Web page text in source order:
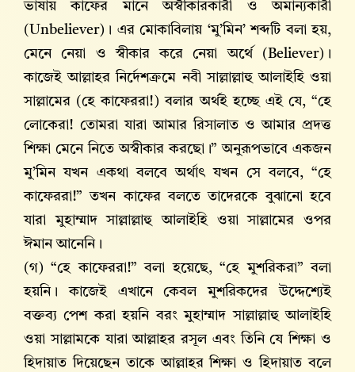
ভাষায় কাফের মানে অস্বীকারকারী ও অমান্যকারী
(Unbeliever)। এর মোকাবিলায় ‘মু’মিন’ শব্দটি বলা হয়,
মেনে নেয়া ও স্বীকার করে নেয়া অর্থে (Believer)।
কাজেই আল্লাহর নির্দেশক্রমে নবী সাল্লাল্লাহু আলাইহি ওয়া
সাল্লামের (হে কাফেররা!) বলার অর্থই হচ্ছে এই যে, “হে
লোকেরা! তোমরা যারা আমার রিসালাত ও আমার প্রদত্ত
শিক্ষা মেনে নিতে অস্বীকার করছো।” অনুরূপভাবে একজন
মু’মিন যখন একথা বলবে অর্থাৎ যখন সে বলবে, “হে
কাফেররা!” তখন কাফের বলতে তাদেরকে বুঝানো হবে
যারা মুহাম্মাদ সাল্লাল্লাহু আলাইহি ওয়া সাল্লামের ওপর
ঈমান আনেনি।
(গ) “হে কাফেররা!” বলা হয়েছে, “হে মুশরিকরা” বলা
হয়নি। কাজেই এখানে কেবল মুশরিকদের উদ্দেশ্যেই
বক্তব্য পেশ করা হয়নি বরং মুহাম্মাদ সাল্লাল্লাহু আলাইহি
ওয়া সাল্লামকে যারা আল্লাহর রসূল এবং তিনি যে শিক্ষা ও
হিদায়াত দিয়েছেন তাকে আল্লাহর শিক্ষা ও হিদায়াত বলে